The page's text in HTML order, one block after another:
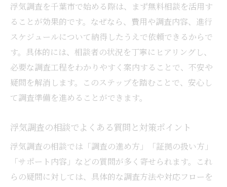
浮気調査を千葉市で始める際は、まず無料相談を活用す
ることが効果的です。なぜなら、費用や調査内容、進行
スケジュールについて納得したうえで依頼できるからで
す。具体的には、相談者の状況を丁寧にヒアリングし、
必要な調査工程をわかりやすく案内することで、不安や
疑問を解消します。このステップを踏むことで、安心し
て調査準備を進めることができます。
浮気調査の相談でよくある質問と対策ポイント
浮気調査の相談では「調査の進め方」「証拠の扱い方」
「サポート内容」などの質問が多く寄せられます。これ
らの疑問に対しては、具体的な調査方法や対応フローを